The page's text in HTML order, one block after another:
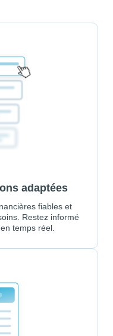
adaptées
fiables et
Restez informé
temps réel.